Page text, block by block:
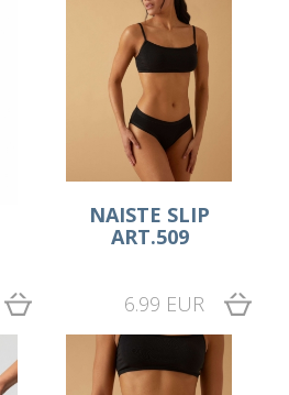
NAISTE SLIP
ART.509
6.99 EUR